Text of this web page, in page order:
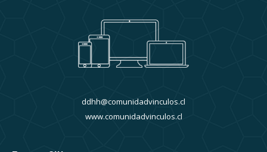
ddhh@comunidadvinculos.cl
www.comunidadvinculos.cl